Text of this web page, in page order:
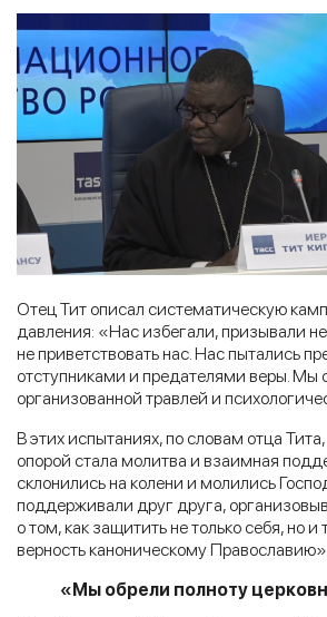
Отец Тит описал систематическую
давления: «Нас избегали, призывали
не приветствовать нас. Нас пытались
отступниками и предателями веры. Мы
организованной травлей и
В этих испытаниях, по словам отца
опорой стала молитва и взаимная
склонились на колени и молились
поддерживали друг друга,
о том, как защитить не только себя, но и
верность каноническому
«Мы обрели полноту